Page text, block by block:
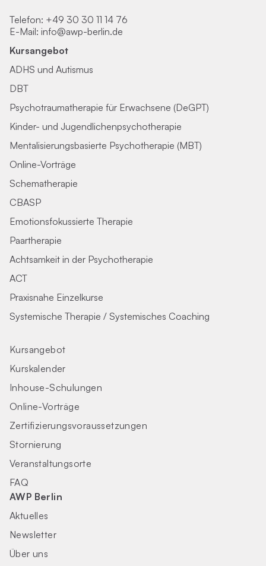
Telefon: +49 30 30 11 14 76
E-Mail: info@awp-berlin.de
Kursangebot
ADHS und Autismus
DBT
Psychotraumatherapie für Erwachsene (DeGPT)
Kinder- und Jugendlichenpsychotherapie
Mentalisierungsbasierte Psychotherapie (MBT)
Online-Vorträge
Schematherapie
CBASP
Emotionsfokussierte Therapie
Paartherapie
Achtsamkeit in der Psychotherapie
ACT
Praxisnahe Einzelkurse
Systemische Therapie / Systemisches Coaching
Kursangebot
Kurskalender
Inhouse-Schulungen
Online-Vorträge
Zertifizierungs­voraus­setzungen
Stornierung
Veranstaltungsorte
FAQ
AWP Berlin
Aktuelles
Newsletter
Über uns